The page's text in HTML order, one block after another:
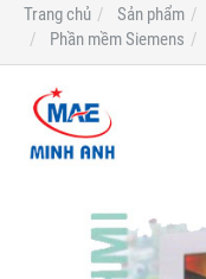
Trang chủ
Sản phẩm
Phần mềm Siemens